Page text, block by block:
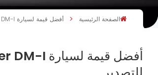
الصفحة الرئيسية أفضل قيمة لسيارة BYD Destroyer DM-I الصينية الهجينة القابلة للشحن 05 2025 للتصدير